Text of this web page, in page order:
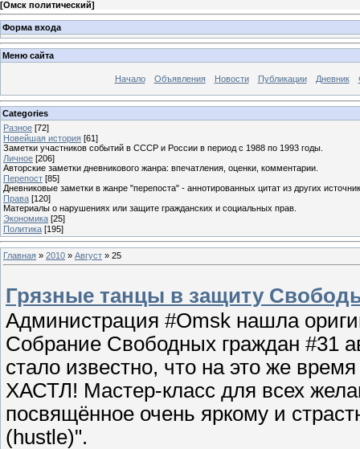
[Омск политический]
Форма входа
Меню сайта
Начало Объявления Новости Публикации Дневник
Categories
Разное [72]
Новейшая история [61]
Заметки участников событий в СССР и России в период с 1988 по 1993 годы.
Личное [206]
Авторские заметки дневникового жанра: впечатления, оценки, комментарии.
Перепост [85]
Дневниковые заметки в жанре "перепоста" - аннотированных цитат из других
Права [120]
Материалы о нарушениях или защите гражданских и социальных прав.
Экономика [25]
Политика [195]
Главная » 2010 » Август » 25
Грязные танцы в защиту
Администрация #Omsk нашла
Собрание Свободных граждан #31
стало известно, что на это же
ХАСТЛ! Мастер-класс для всех
посвящённое очень яркому и
(hustle)".